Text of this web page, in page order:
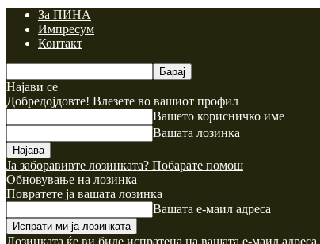
За ПИНА
Импресум
Контакт
Најави се
Добредојдовте! Влезете во вашиот профил
Вашето корисничко име
Вашата лозинка
Ја заборавивте лозинката? Побарате помош
Обновување на лозинка
Повратете ја вашата лозинка
Вашата е-маил адреса
Лозинката ќе ви биде испратена на вашата е-маил адреса.